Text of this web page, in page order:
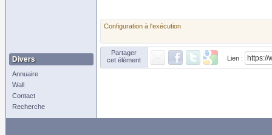
Divers
Annuaire
Wall
Contact
Recherche
Configuration à l'exécution
Partager
cet élément
Lien :